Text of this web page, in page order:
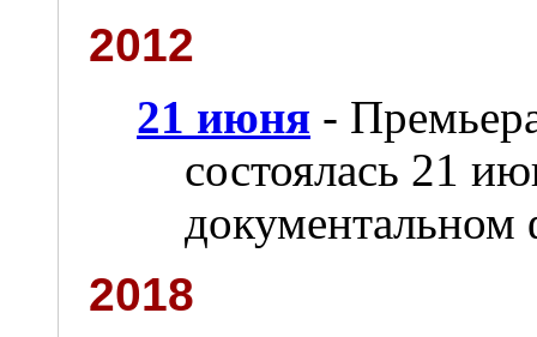
2012
21 июня -
состоялась 21
2018